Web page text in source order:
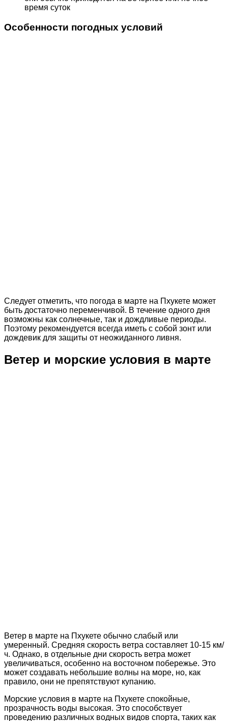
время суток
Особенности погодных условий
Следует отметить, что погода в марте на Пхукете может
быть достаточно переменчивой. В течение одного дня
возможны как солнечные, так и дождливые периоды.
Поэтому рекомендуется всегда иметь с собой зонт или
дождевик для защиты от неожиданного ливня.
Ветер и морские условия в марте
Ветер в марте на Пхукете обычно слабый или
умеренный. Средняя скорость ветра составляет 10-15 км/
ч. Однако, в отдельные дни скорость ветра может
увеличиваться, особенно на восточном побережье. Это
может создавать небольшие волны на море, но, как
правило, они не препятствуют купанию.
Морские условия в марте на Пхукете спокойные,
прозрачность воды высокая. Это способствует
проведению различных водных видов спорта, таких как